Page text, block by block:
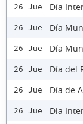
26 Jue Día
26 Jue Día
26 Jue Día
26 Jue Día del
26 Jue Día de
26 Jue Dia